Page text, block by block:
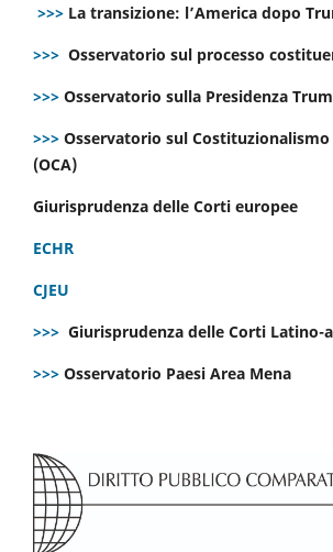
>>> La transizione: l’America dopo
>>> Osservatorio sul processo
>>> Osservatorio sulla Presidenza
>>> Osservatorio sul
(OCA)
Giurisprudenza delle Corti europee
ECHR
CJEU
>>> Giurisprudenza delle Corti Latino-
>>> Osservatorio Paesi Area Mena